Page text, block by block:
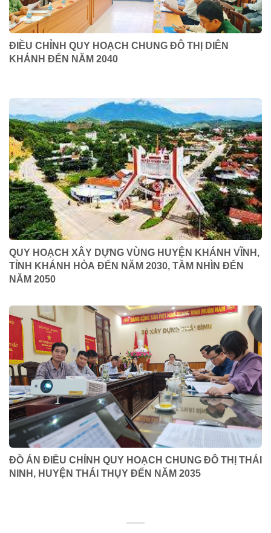
ĐIỀU CHỈNH QUY HOẠCH CHUNG ĐÔ THỊ DIÊN
KHÁNH ĐẾN NĂM 2040
QUY HOẠCH XÂY DỰNG VÙNG HUYỆN KHÁNH VĨNH,
TỈNH KHÁNH HÒA ĐẾN NĂM 2030, TẦM NHÌN ĐẾN
NĂM 2050
ĐỒ ÁN ĐIỀU CHỈNH QUY HOẠCH CHUNG ĐÔ THỊ THÁI
NINH, HUYỆN THÁI THỤY ĐẾN NĂM 2035